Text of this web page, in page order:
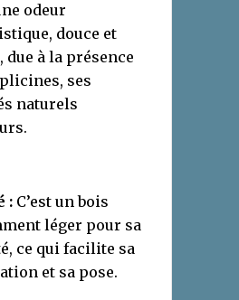
odeur
douce et
due à la présence
ses
naturels
: C’est un bois
léger pour sa
ce qui facilite sa
et sa pose.